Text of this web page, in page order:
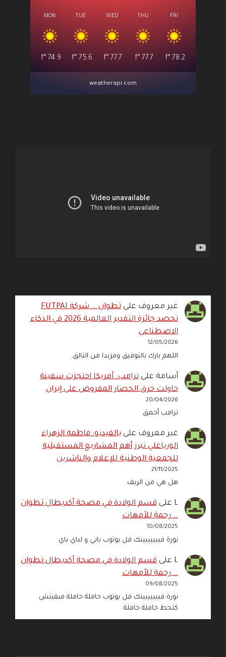
MON
74.9
°f
TUE
75.6
°f
WED
77.7
°f
THU
77.7
°f
FRI
78.2
°f
weatherapi.com
غير معروف على
تطوان … شركة FUTPAI
تحصد جائزة التقدير العالمية 2026 في الذكاء
الاصطناعي
12/05/2026
اللهم بارك بالتوفيق ومزيدا من التالق.
أسامة علىترامب: أمريكا احتجزت سفينة
حاولت خرق الحصار المفروض على إيران
20/04/2026
ترامب أحمق
غير معروف علىبالفيديو: فاطمة الزهراء
الورياغلي تبرز أهم المشاريع المستقبلية
للجمعية الوطنية للإعلام والناشرين
21/11/2025
هل هي من الريف
L علىقسم الولادة في مصحة أكديطال تطوان
… رحمة للأمهات
10/08/2025
نورة فييييييينك فل يوتوب باني و لباي باي
L علىقسم الولادة في مصحة أكديطال تطوان
… رحمة للأمهات
09/08/2025
نورة فييييييينك فل يوتوب حاملة حاملة مبقيتش
كتحط حاملة حاملة